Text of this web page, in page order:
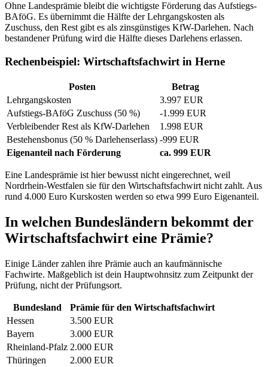
Ohne Landesprämie bleibt die wichtigste Förderung das Aufstiegs-
BAföG. Es übernimmt die Hälfte der Lehrgangskosten als
Zuschuss, den Rest gibt es als zinsgünstiges KfW-Darlehen. Nach
bestandener Prüfung wird die Hälfte dieses Darlehens erlassen.
Rechenbeispiel: Wirtschaftsfachwirt in Herne
Posten
Betrag
Lehrgangskosten
3.997 EUR
Aufstiegs-BAföG Zuschuss (50 %)
-1.999 EUR
Verbleibender Rest als KfW-Darlehen
1.998 EUR
Bestehensbonus (50 % Darlehenserlass) -999 EUR
Eigenanteil nach Förderung
ca. 999 EUR
Eine Landesprämie ist hier bewusst nicht eingerechnet, weil
Nordrhein-Westfalen sie für den Wirtschaftsfachwirt nicht zahlt. Aus
rund 4.000 Euro Kurskosten werden so etwa 999 Euro Eigenanteil.
In welchen Bundesländern bekommt der
Wirtschaftsfachwirt eine Prämie?
Einige Länder zahlen ihre Prämie auch an kaufmännische
Fachwirte. Maßgeblich ist dein Hauptwohnsitz zum Zeitpunkt der
Prüfung, nicht der Prüfungsort.
Bundesland
Prämie für den Wirtschaftsfachwirt
Hessen
3.500 EUR
Bayern
3.000 EUR
Rheinland-Pfalz 2.000 EUR
Thüringen
2.000 EUR